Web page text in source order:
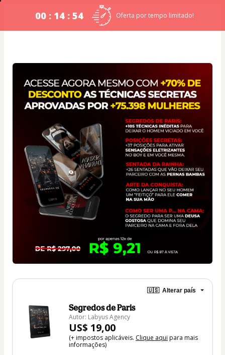
00 : 14 : 54 Oferta por tempo limitado!
🇺🇸 Alterar país
Segredos de Paris
Autor: Labyus Agency
US$ 19,00
(+ impostos aplicáveis. Clique aqui para mais
informações)